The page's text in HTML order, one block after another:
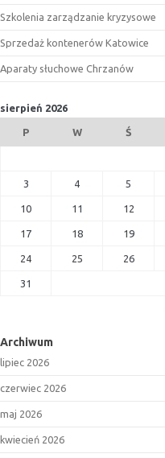
Szkolenia zarządzanie kryzysowe
Sprzedaż kontenerów Katowice
Aparaty słuchowe Chrzanów
sierpień 2026
P W Ś
3 4 5
10 11 12
17 18 19
24 25 26
31
Archiwum
lipiec 2026
czerwiec 2026
maj 2026
kwiecień 2026